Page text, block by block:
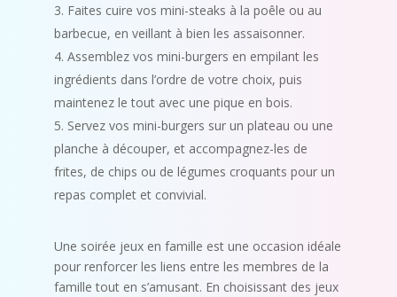
Faites cuire vos mini-steaks à la poêle ou au
barbecue, en veillant à bien les assaisonner.
Assemblez vos mini-burgers en empilant les
ingrédients dans l’ordre de votre choix, puis
maintenez le tout avec une pique en bois.
Servez vos mini-burgers sur un plateau ou une
planche à découper, et accompagnez-les de
frites, de chips ou de légumes croquants pour un
repas complet et convivial.
Une soirée jeux en famille est une occasion idéale
pour renforcer les liens entre les membres de la
famille tout en s’amusant. En choisissant des jeux